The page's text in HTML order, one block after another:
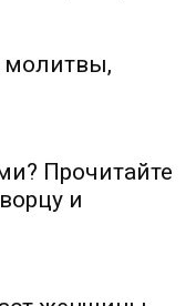
Прочитайте
и